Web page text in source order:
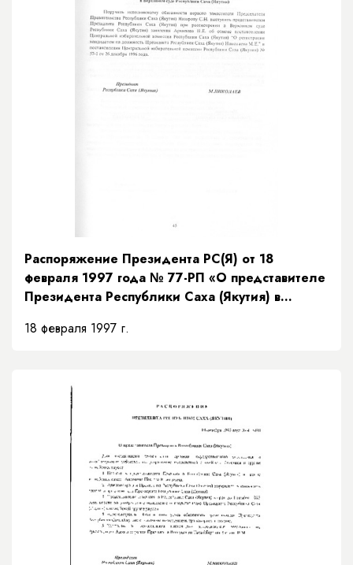
Распоряжение Президента РС(Я) от 18
февраля 1997 года № 77-РП «О представителе
Президента Республики Саха (Якутия) в
18 февраля 1997 г.